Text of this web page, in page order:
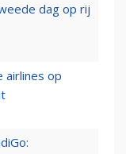
dag op rij
airlines op